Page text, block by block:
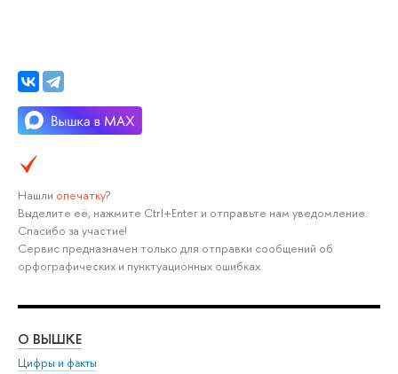
Нашли опечатку?
Выделите её, нажмите Ctrl+Enter и отправьте нам уведомление.
Спасибо за участие!
Сервис предназначен только для отправки сообщений об
орфографических и пунктуационных ошибках.
О ВЫШКЕ
Цифры и факты